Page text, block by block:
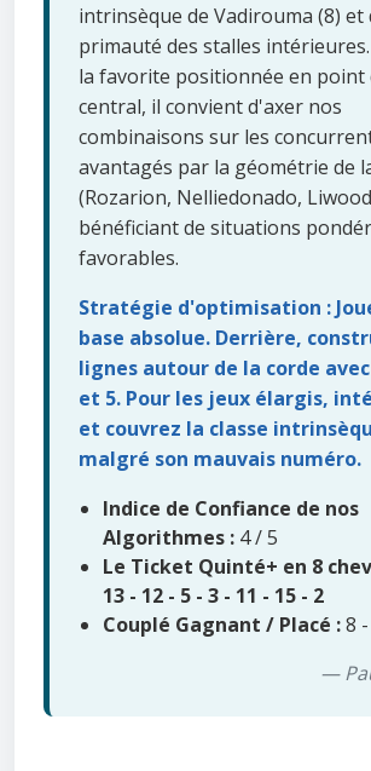
intrinsèque de Vadirouma (8) et
primauté des stalles
la favorite positionnée en point
central, il convient d'axer nos
combinaisons sur les
avantagés par la géométrie de
(Rozarion, Nelliedonado,
bénéficiant de situations
favorables.
Stratégie d'optimisation :
base absolue. Derrière,
lignes autour de la corde avec
et 5. Pour les jeux élargis,
et couvrez la classe
malgré son mauvais numéro.
Indice de Confiance de nos
Algorithmes : 4 / 5
Le Ticket Quinté+ en 8
13 - 12 - 5 - 3 - 11 - 15 - 2
Couplé Gagnant / Placé :8
—